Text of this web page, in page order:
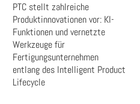
PTC stellt zahlreiche
Produktinnovationen vor: KI-
Funktionen und vernetzte
Werkzeuge für
Fertigungsunternehmen
entlang des Intelligent Product
Lifecycle